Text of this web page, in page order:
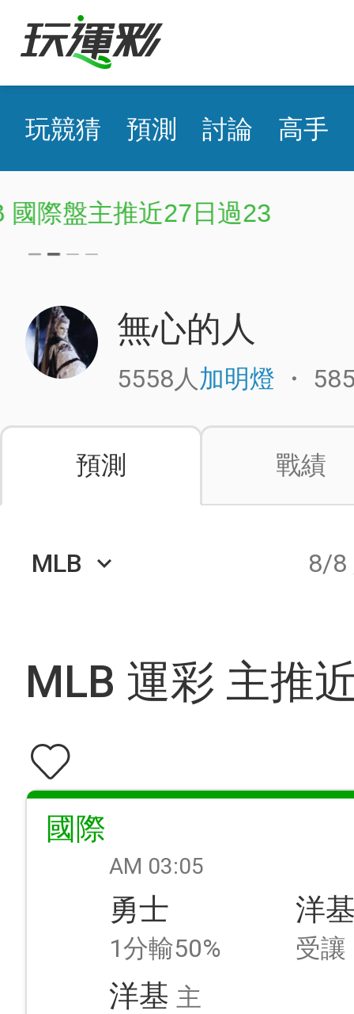
玩競猜 預測 討論 高手
85768 MLB 國際盤近18日
無心的人
5558人加明燈 ・
預測 戰績
MLB keyboard_arrow_down 8/8
MLB 運彩 主推
國際
AM 03:05
勇士
1分輸50%
洋基 主
洋
受讓